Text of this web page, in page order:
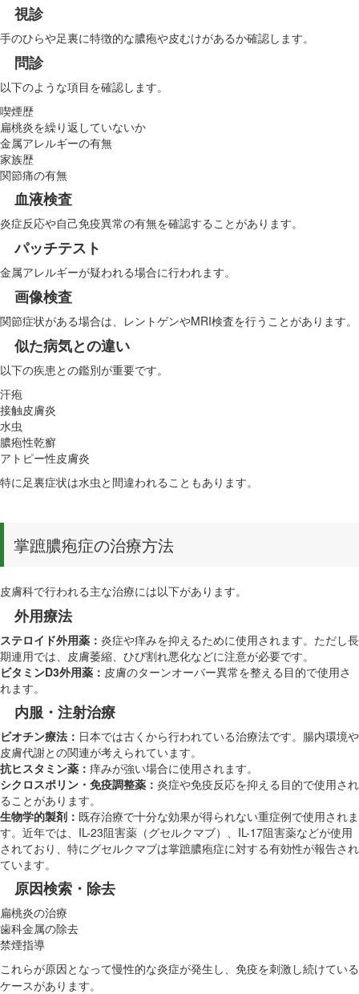
視診
手のひらや足裏に特徴的な膿疱や皮むけがあるか確認します。
問診
以下のような項目を確認します。
喫煙歴
扁桃炎を繰り返していないか
金属アレルギーの有無
家族歴
関節痛の有無
血液検査
炎症反応や自己免疫異常の有無を確認することがあります。
パッチテスト
金属アレルギーが疑われる場合に行われます。
画像検査
関節症状がある場合は、レントゲンやMRI検査を行うことがあります。
似た病気との違い
以下の疾患との鑑別が重要です。
汗疱
接触皮膚炎
水虫
膿疱性乾癬
アトピー性皮膚炎
特に足裏症状は水虫と間違われることもあります。
掌蹠膿疱症の治療方法
皮膚科で行われる主な治療には以下があります。
外用療法
ステロイド外用薬： 炎症や痒みを抑えるために使用されます。ただし長
期連用では、皮膚萎縮、ひび割れ悪化などに注意が必要です。
ビタミンD3外用薬： 皮膚のターンオーバー異常を整える目的で使用さ
れます。
内服・注射治療
ビオチン療法： 日本では古くから行われている治療法です。腸内環境や
皮膚代謝との関連が考えられています。
抗ヒスタミン薬： 痒みが強い場合に使用されます。
シクロスポリン・免疫調整薬： 炎症や免疫反応を抑える目的で使用され
ることがあります。
生物学的製剤： 既存治療で十分な効果が得られない重症例で使用されま
す。近年では、IL-23阻害薬（グセルクマブ）、IL-17阻害薬などが使用
されており、特にグセルクマブは掌蹠膿疱症に対する有効性が報告され
ています。
原因検索・除去
扁桃炎の治療
歯科金属の除去
禁煙指導
これらが原因となって慢性的な炎症が発生し、免疫を刺激し続けている
ケースがあります。